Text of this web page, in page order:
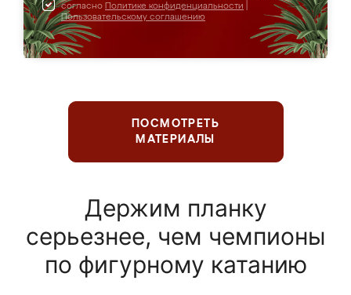
согласно Политике конфиденциальности
Пользовательскому соглашению
ПОСМОТРЕТЬ
МАТЕРИАЛЫ
Держим планку
серьезнее, чем чемпионы
по фигурному катанию